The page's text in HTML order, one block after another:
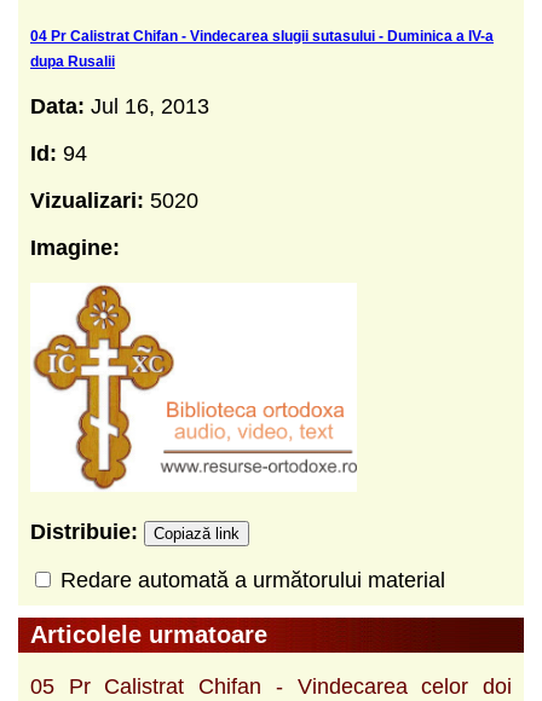
04 Pr Calistrat Chifan - Vindecarea slugii sutasului - Duminica a IV-a
dupa Rusalii
Data: Jul 16, 2013
Id: 94
Vizualizari: 5020
Imagine:
Distribuie: Copiază link
Redare automată a următorului material
Articolele urmatoare
05 Pr Calistrat Chifan - Vindecarea celor doi